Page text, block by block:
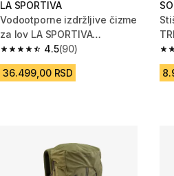
LA SPORTIVA
Vodootporne izdržljive čizme
za lov LA SPORTIVA
KARAKORUM EVO GTX
4.5
4.5 od 5 zvezdica from 90 Recenzije
(90)
36.499,00 RSD